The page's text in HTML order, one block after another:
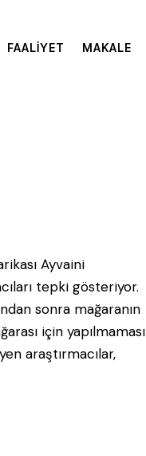
FAALIYET MAKALE
Ayvaini
tepki gösteriyor.
sonra mağaranın
için yapılmaması
araştırmacılar,